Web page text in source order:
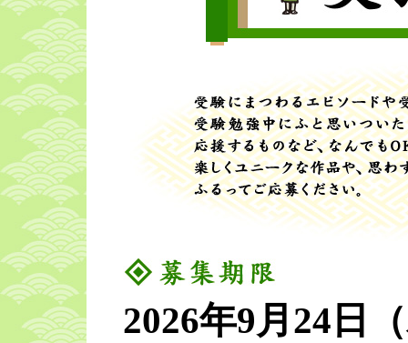
2026年9月24日